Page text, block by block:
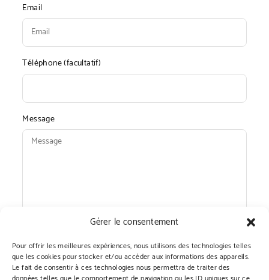
Gérer le consentement
Pour offrir les meilleures expériences, nous utilisons des technologies telles
que les cookies pour stocker et/ou accéder aux informations des appareils.
Le fait de consentir à ces technologies nous permettra de traiter des
Email
Téléphone (facultatif)
Message